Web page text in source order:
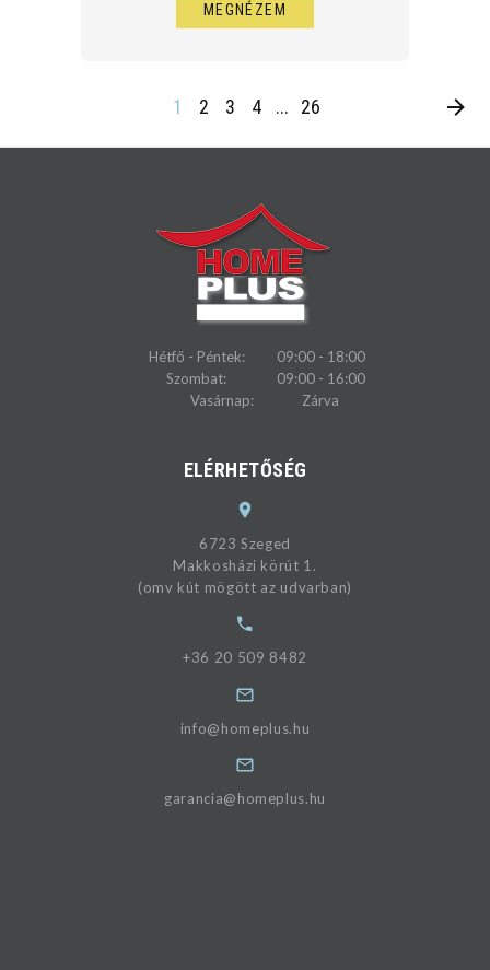
MEGNÉZEM
1 2 3 4 ... 26
Hétfő - Péntek:
09:00 - 18:00
Szombat:
09:00 - 16:00
Vasárnap:
Zárva
ELÉRHETŐSÉG
6723 Szeged
Makkosházi körút 1.
(omv kút mögött az udvarban)
+36 20 509 8482
info@homeplus.hu
garancia@homeplus.hu